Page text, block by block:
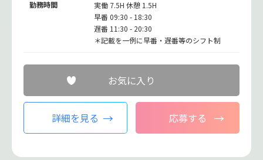
勤務時間
実働 7.5H 休憩 1.5H
早番 09:30 - 18:30
遅番 11:30 - 20:30
＊記載を一例に早番・遅番等のシフト制
お気に入り
詳細を見る 応募する